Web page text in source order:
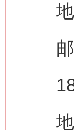
地
邮
18.
地
这